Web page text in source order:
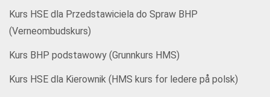
Kurs HSE dla Przedstawiciela do Spraw BHP
(Verneombudskurs)
Kurs BHP podstawowy (Grunnkurs HMS)
Kurs HSE dla Kierownik (HMS kurs for ledere på polsk)